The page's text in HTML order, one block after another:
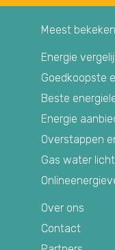
Meest bekeken
Energie
Goedkoopste
Beste
Energie
Overstappen
Gas water
Over ons
Contact